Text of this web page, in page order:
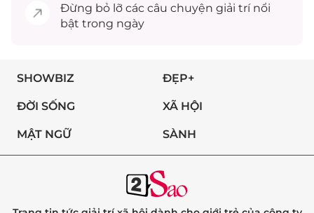
Đừng bỏ lỡ các câu chuyện giải trínổi
bật trong ngày
SHOWBIZ ĐẸP+
ĐỜI SỐNG XÃ HỘI
MẬT NGỮ SÀNH